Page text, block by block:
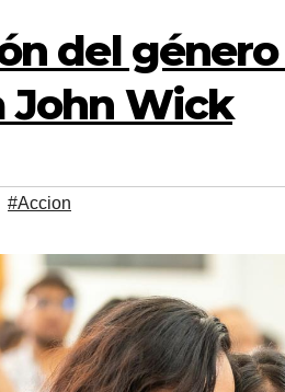
del
John Wick
#Accion